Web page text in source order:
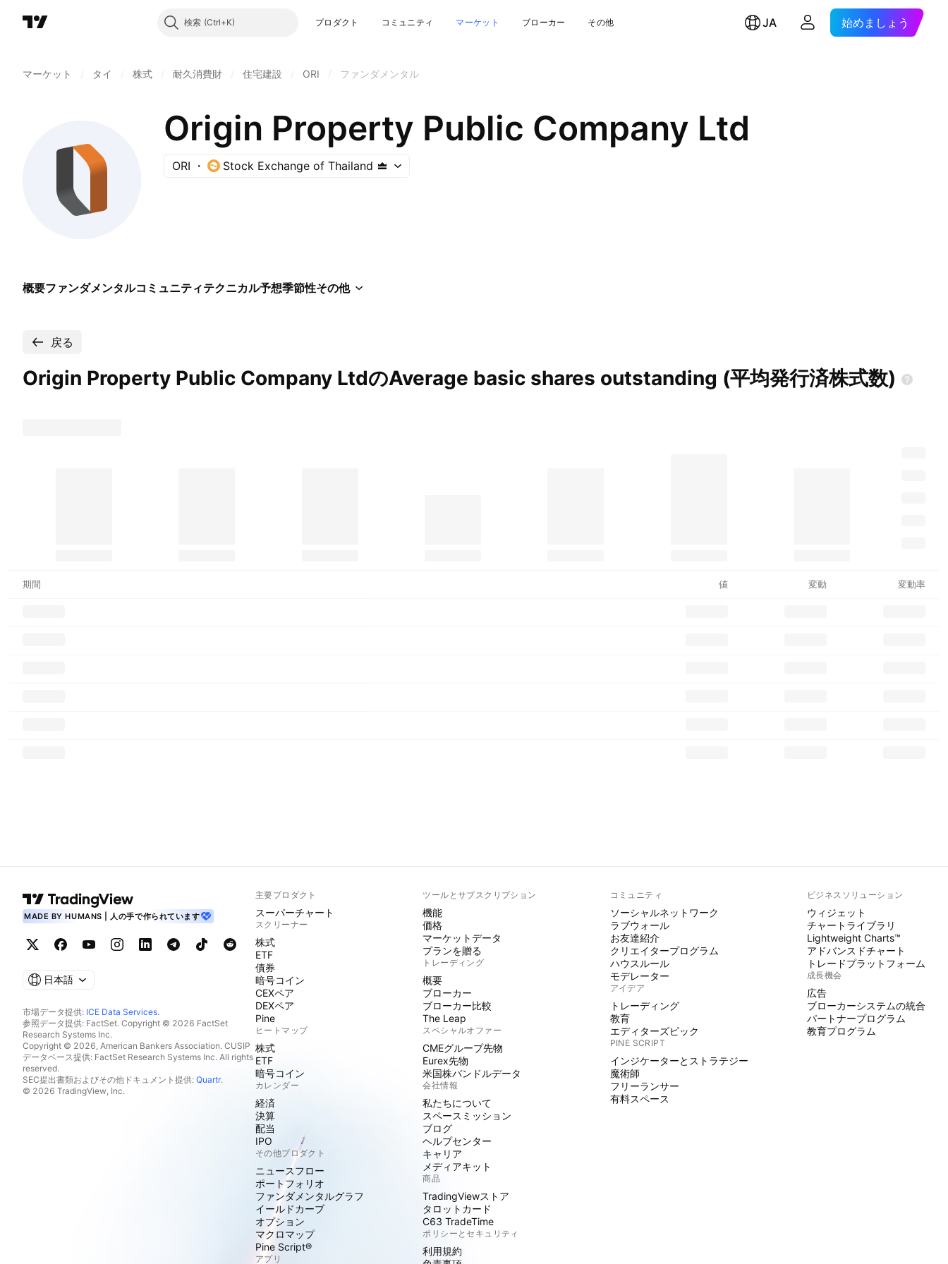
検索 プロダクト コミュニティ マーケット ブローカー その他 JA 始めましょう
マーケット タイ 株式 耐久消費財 住宅建設 ORI ファンダメンタル
Origin Property Public Company Ltd
ORI Stock Exchange of Thailand
概要ファンダメンタルコミュニティテクニカル予想季節性その他
戻る
Origin Property Public Company LtdのAverage basic shares outstanding (平均発行済株式数)
期間 値 変動 変動率
MADE BY HUMANS | 人の手で作られています
日本語
市場データ提供: ICE Data Services.
参照データ提供: FactSet. Copyright © 2026 FactSet
Research Systems Inc.
Copyright © 2026, American Bankers Association. CUSIP
データベース提供: FactSet Research Systems Inc. All rights
reserved.
SEC提出書類およびその他ドキュメント提供: Quartr.
© 2026 TradingView, Inc.
主要プロダクト
スーパーチャート
スクリーナー
株式
ETF
債券
暗号コイン
CEXペア
DEXペア
Pine
ヒートマップ
株式
ETF
暗号コイン
カレンダー
経済
決算
配当
IPO
その他プロダクト
ニュースフロー
ポートフォリオ
ファンダメンタルグラフ
イールドカーブ
オプション
マクロマップ
Pine Script®
アプリ
ツールとサブスクリプション
機能
価格
マーケットデータ
プランを贈る
トレーディング
概要
ブローカー
ブローカー比較
The Leap
スペシャルオファー
CMEグループ先物
Eurex先物
米国株バンドルデータ
会社情報
私たちについて
スペースミッション
ブログ
ヘルプセンター
キャリア
メディアキット
商品
TradingViewストア
タロットカード
C63 TradeTime
ポリシーとセキュリティ
利用規約
コミュニティ
ソーシャルネットワーク
ラブウォール
お友達紹介
クリエイタープログラム
ハウスルール
モデレーター
アイデア
トレーディング
教育
エディターズピック
PINE SCRIPT
インジケーターとストラテジー
魔術師
フリーランサー
有料スペース
ビジネスソリューション
ウィジェット
チャートライブラリ
Lightweight Charts™
アドバンスドチャート
トレードプラットフォーム
成長機会
広告
ブローカーシステムの統合
パートナープログラム
教育プログラム